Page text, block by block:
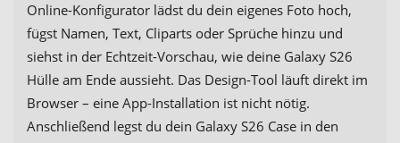
Online-Konfigurator lädst du dein eigenes Foto hoch,
fügst Namen, Text, Cliparts oder Sprüche hinzu und
siehst in der Echtzeit-Vorschau, wie deine Galaxy S26
Hülle am Ende aussieht. Das Design-Tool läuft direkt im
Browser – eine App-Installation ist nicht nötig.
Anschließend legst du dein Galaxy S26 Case in den